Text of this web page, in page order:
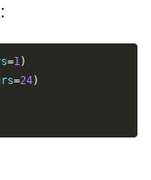
=1)
=24)